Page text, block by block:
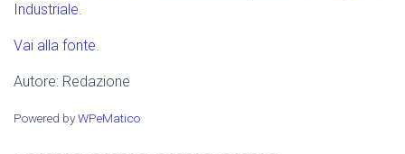
Industriale.
Vai alla fonte.
Autore: Redazione
Powered byWPeMatico